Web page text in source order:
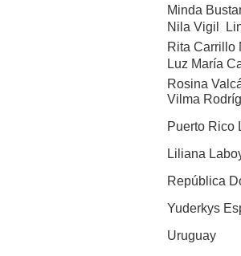
Minda
Nila Vigil 
Rita Carrillo
Luz María
Rosina
Vilma
Puerto Rico
Liliana
República
Yuderkys
Uruguay